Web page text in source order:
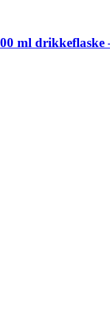
ml drikkeflaske